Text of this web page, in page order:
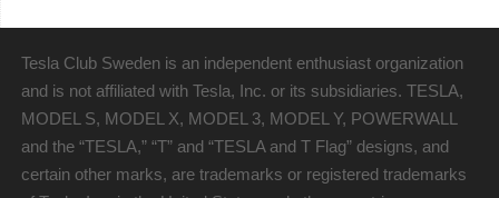
Tesla Club Sweden is an independent enthusiast organization
and is not affiliated with Tesla, Inc. or its subsidiaries. TESLA,
MODEL S, MODEL X, MODEL 3, MODEL Y, POWERWALL
and the “TESLA,” “T” and “TESLA and T Flag” designs, and
certain other marks, are trademarks or registered trademarks